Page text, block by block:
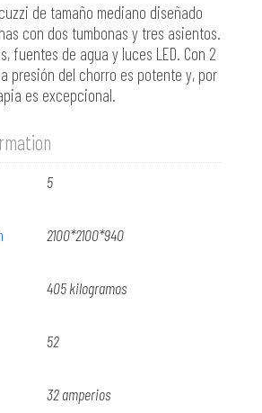
de tamaño mediano diseñado
con dos tumbonas y tres asientos.
fuentes de agua y luces LED. Con 2
presión del chorro es potente y, por
es excepcional.
5
2100*2100*940
405 kilogramos
52
32 amperios